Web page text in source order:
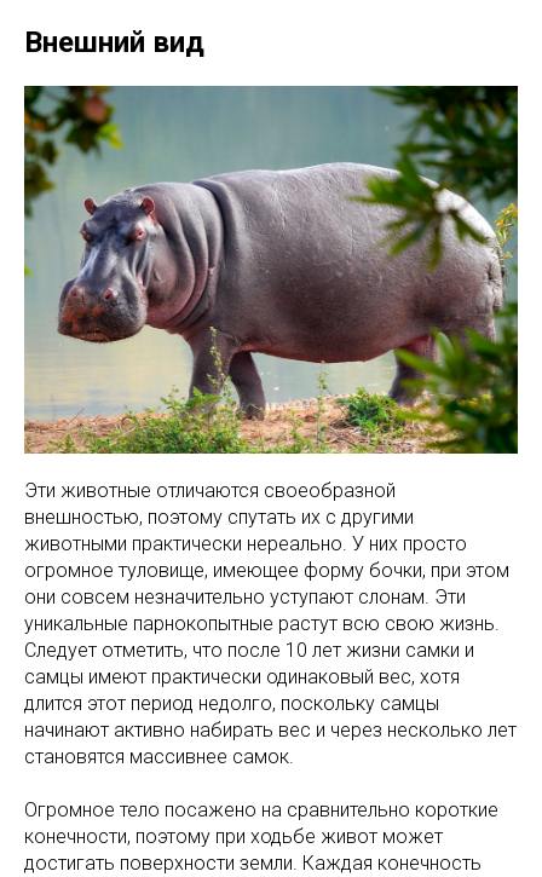
Внешний вид
Эти животные отличаются своеобразной
внешностью, поэтому спутать их с другими
животными практически нереально. У них просто
огромное туловище, имеющее форму бочки, при этом
они совсем незначительно уступают слонам. Эти
уникальные парнокопытные растут всю свою жизнь.
Следует отметить, что после 10 лет жизни самки и
самцы имеют практически одинаковый вес, хотя
длится этот период недолго, поскольку самцы
начинают активно набирать вес и через несколько лет
становятся массивнее самок.
Огромное тело посажено на сравнительно короткие
конечности, поэтому при ходьбе живот может
достигать поверхности земли. Каждая конечность